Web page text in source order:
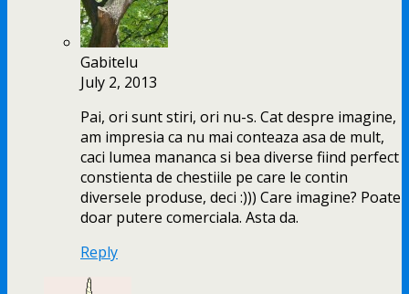
Gabitelu
July 2, 2013
Pai, ori sunt stiri, ori nu-s. Cat despre imagine,
am impresia ca nu mai conteaza asa de mult,
caci lumea mananca si bea diverse fiind perfect
constienta de chestiile pe care le contin
diversele produse, deci :))) Care imagine? Poate
doar putere comerciala. Asta da.
Reply